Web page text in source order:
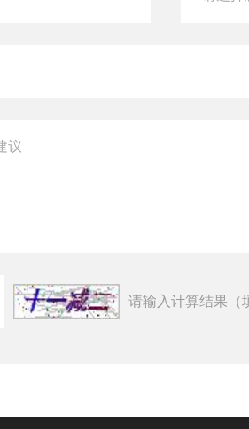
请输入计算结果（